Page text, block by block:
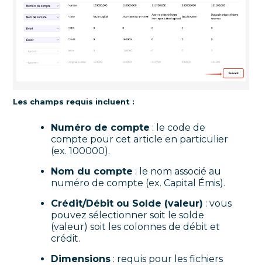
Les champs requis incluent :
Numéro de compte : le code de
compte pour cet article en particulier
(ex. 100000).
Nom du compte : le nom associé au
numéro de compte (ex. Capital Émis).
Crédit/Débit ou Solde (valeur) : vous
pouvez sélectionner soit le solde
(valeur) soit les colonnes de débit et
crédit.
Dimensions : requis pour les fichiers